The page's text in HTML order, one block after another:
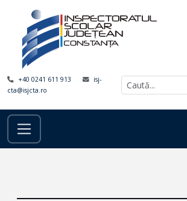
+40 0241 611 913
isj-
cta@isjcta.ro